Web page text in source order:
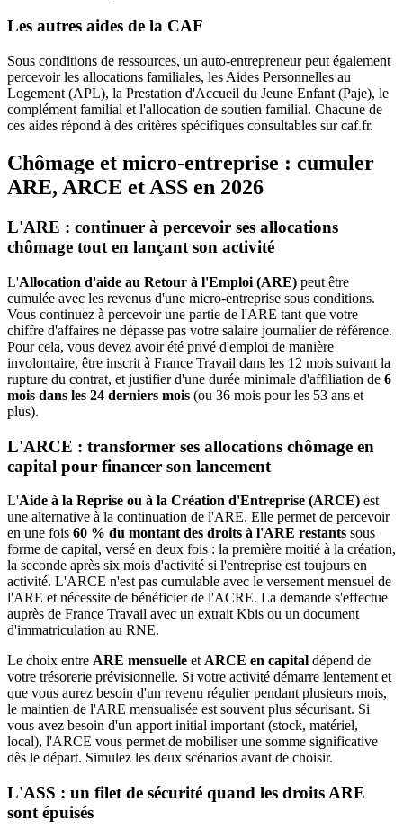
Les autres aides de la CAF
Sous conditions de ressources, un auto-entrepreneur peut également
percevoir les allocations familiales, les Aides Personnelles au
Logement (APL), la Prestation d'Accueil du Jeune Enfant (Paje), le
complément familial et l'allocation de soutien familial. Chacune de
ces aides répond à des critères spécifiques consultables sur caf.fr.
Chômage et micro-entreprise : cumuler
ARE, ARCE et ASS en 2026
L'ARE : continuer à percevoir ses allocations
chômage tout en lançant son activité
L'Allocation d'aide au Retour à l'Emploi (ARE) peut être
cumulée avec les revenus d'une micro-entreprise sous conditions.
Vous continuez à percevoir une partie de l'ARE tant que votre
chiffre d'affaires ne dépasse pas votre salaire journalier de référence.
Pour cela, vous devez avoir été privé d'emploi de manière
involontaire, être inscrit à France Travail dans les 12 mois suivant la
rupture du contrat, et justifier d'une durée minimale d'affiliation de 6
mois dans les 24 derniers mois (ou 36 mois pour les 53 ans et
plus).
L'ARCE : transformer ses allocations chômage en
capital pour financer son lancement
L'Aide à la Reprise ou à la Création d'Entreprise (ARCE) est
une alternative à la continuation de l'ARE. Elle permet de percevoir
en une fois 60 % du montant des droits à l'ARE restants sous
forme de capital, versé en deux fois : la première moitié à la création,
la seconde après six mois d'activité si l'entreprise est toujours en
activité. L'ARCE n'est pas cumulable avec le versement mensuel de
l'ARE et nécessite de bénéficier de l'ACRE. La demande s'effectue
auprès de France Travail avec un extrait Kbis ou un document
d'immatriculation au RNE.
Le choix entre ARE mensuelle etARCE en capital dépend de
votre trésorerie prévisionnelle. Si votre activité démarre lentement et
que vous aurez besoin d'un revenu régulier pendant plusieurs mois,
le maintien de l'ARE mensualisée est souvent plus sécurisant. Si
vous avez besoin d'un apport initial important (stock, matériel,
local), l'ARCE vous permet de mobiliser une somme significative
dès le départ. Simulez les deux scénarios avant de choisir.
L'ASS : un filet de sécurité quand les droits ARE
sont épuisés